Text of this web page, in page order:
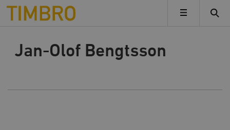
Timbro
MENY
Jan-Olof Bengtsson